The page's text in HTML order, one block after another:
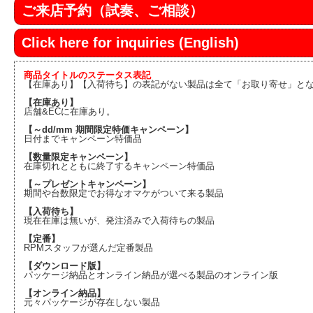
ご来店予約（試奏、ご相談）
Click here for inquiries (English)
商品タイトルのステータス表記
【在庫あり】【入荷待ち】の表記がない製品は全て「お取り寄せ」とな
【在庫あり】
店舗&ECに在庫あり。
【～dd/mm 期間限定特価キャンペーン】
日付までキャンペーン特価品
【数量限定キャンペーン】
在庫切れとともに終了するキャンペーン特価品
【～プレゼントキャンペーン】
期間や台数限定でお得なオマケがついて来る製品
【入荷待ち】
現在在庫は無いが、発注済みで入荷待ちの製品
【定番】
RPMスタッフが選んだ定番製品
【ダウンロード版】
パッケージ納品とオンライン納品が選べる製品のオンライン版
【オンライン納品】
元々パッケージが存在しない製品